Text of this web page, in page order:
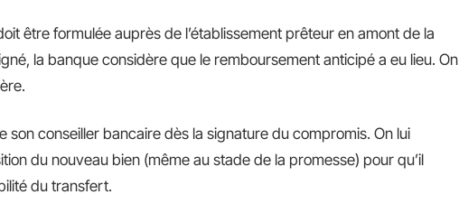
être formulée auprès de l’établissement prêteur en amont de la
la banque considère que le remboursement anticipé a eu lieu. On
son conseiller bancaire dès la signature du compromis. On lui
du nouveau bien (même au stade de la promesse) pour qu’il
du transfert.